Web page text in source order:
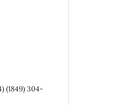
(1849) 304-